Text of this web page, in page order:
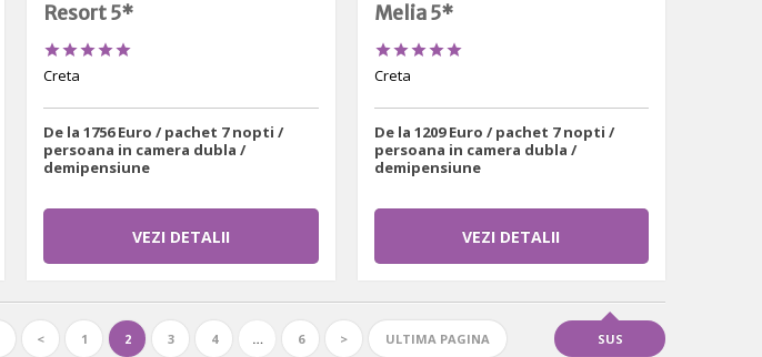
Resort 5*

Creta
De la 1756 Euro / pachet 7 nopti /
persoana in camera dubla /
demipensiune
VEZI DETALII
Melia 5*

Creta
De la 1209 Euro / pachet 7 nopti /
persoana in camera dubla /
demipensiune
VEZI DETALII
SUS
< 1 2 3 4 … 6 > ULTIMA PAGINA